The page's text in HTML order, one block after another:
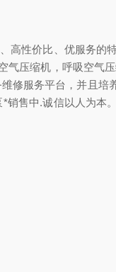
高性价比、优服务
压缩机，呼吸空
修服务平台，并且
售中.诚信以人为